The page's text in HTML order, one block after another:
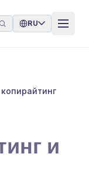
RU
и